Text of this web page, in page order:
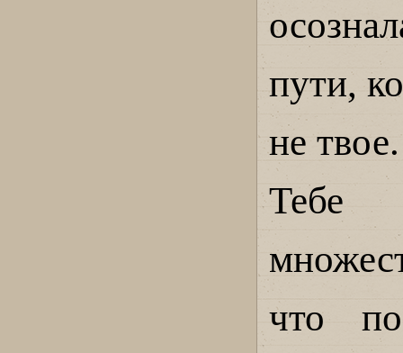
пути,
не твое.
Тебе
что по